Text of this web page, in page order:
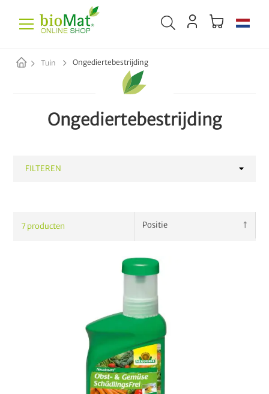
Tuin Ongediertebestrijding
Ongediertebestrijding
7producten
FILTEREN
Zakken & accessoires
Natuurlijke aanmaakblokjes